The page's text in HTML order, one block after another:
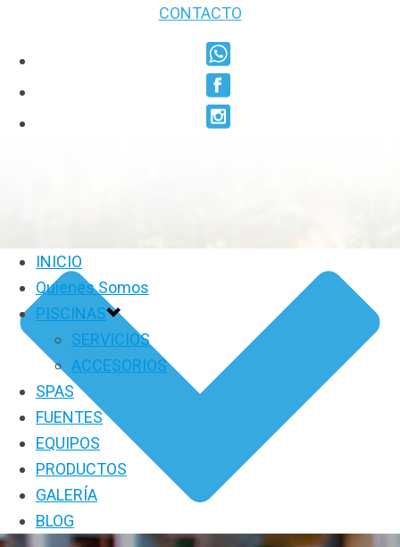
CONTACTO
INICIO
Quienes Somos
PISCINAS
SERVICIOS
ACCESORIOS
SPAS
FUENTES
EQUIPOS
PRODUCTOS
GALERÍA
BLOG